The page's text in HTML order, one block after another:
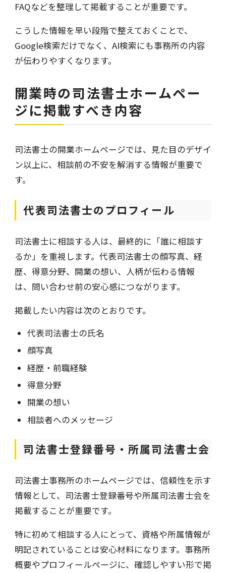
FAQなどを整理して掲載することが重要です。
こうした情報を早い段階で整えておくことで、
Google検索だけでなく、AI検索にも事務所の内容
が伝わりやすくなります。
開業時の司法書士ホームペー
ジに掲載すべき内容
司法書士の開業ホームページでは、見た目のデザイ
ン以上に、相談前の不安を解消する情報が重要で
す。
代表司法書士のプロフィール
司法書士に相談する人は、最終的に「誰に相談す
るか」を重視します。代表司法書士の顔写真、経
歴、得意分野、開業の想い、人柄が伝わる情報
は、問い合わせ前の安心感につながります。
掲載したい内容は次のとおりです。
代表司法書士の氏名
顔写真
経歴・前職経験
得意分野
開業の想い
相談者へのメッセージ
司法書士登録番号・所属司法書士会
司法書士事務所のホームページでは、信頼性を示す
情報として、司法書士登録番号や所属司法書士会を
掲載することが重要です。
特に初めて相談する人にとって、資格や所属情報が
明記されていることは安心材料になります。事務所
概要やプロフィールページに、確認しやすい形で掲